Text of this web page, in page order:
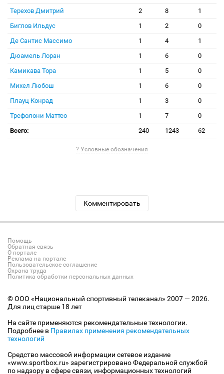
Терехов Дмитрий
2 8
1
Биглов Ильдус
1 2
0
Де Сантис Массимо
1 4
1
Дюамель Лоран
1 6
0
Камикава Тора
1 5
0
Михел Любош
1 6
0
Плауц Конрад
1 3
0
Трефолони Маттео
1 7
0
Всего:
240 1243 62
? Условные обозначения
Комментировать
Помощь
Обратная связь
О портале
Реклама на портале
Пользовательское соглашение
Охрана труда
Политика обработки персональных данных
© ООО «Национальный спортивный телеканал» 2007 — 2026.
Для лиц старше 18 лет
На сайте применяются рекомендательные технологии.
Подробнее в Правилах применения рекомендательных
технологий
Средство массовой информации сетевое издание
«www.sportbox.ru» зарегистрировано Федеральной службой
по надзору в сфере связи, информационных технологий